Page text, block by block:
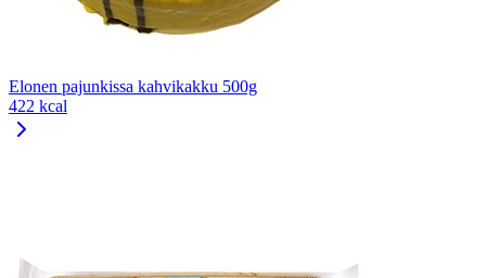
Elonen pajunkissa kahvikakku 500g
422 kcal